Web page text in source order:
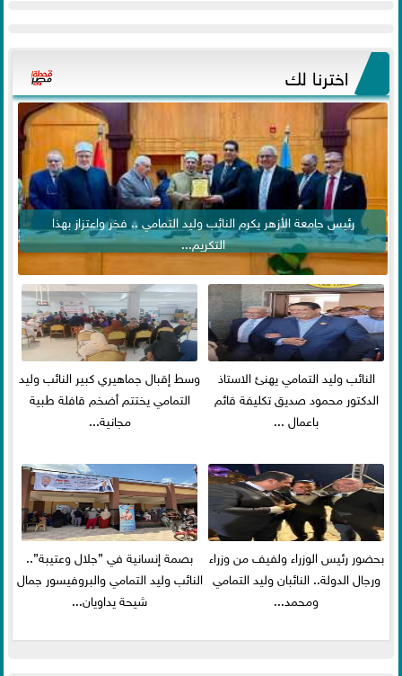
اخترنا لك
رئيس جامعة الأزهر يكرم النائب وليد التمامي .. فخر واعتزاز بهذا
التكريم...
النائب وليد التمامي يهنئ الاستاذ
الدكتور محمود صديق تكليفة قائم
باعمال ...
وسط إقبال جماهيري كبير النائب وليد
التمامي يختتم أضخم قافلة طبية
مجانية...
بحضور رئيس الوزراء ولفيف من وزراء
ورجال الدولة.. النائبان وليد التمامي
ومحمد...
بصمة إنسانية في ”جلال وعتيبة”..
النائب وليد التمامي والبروفيسور جمال
شيحة يداويان...